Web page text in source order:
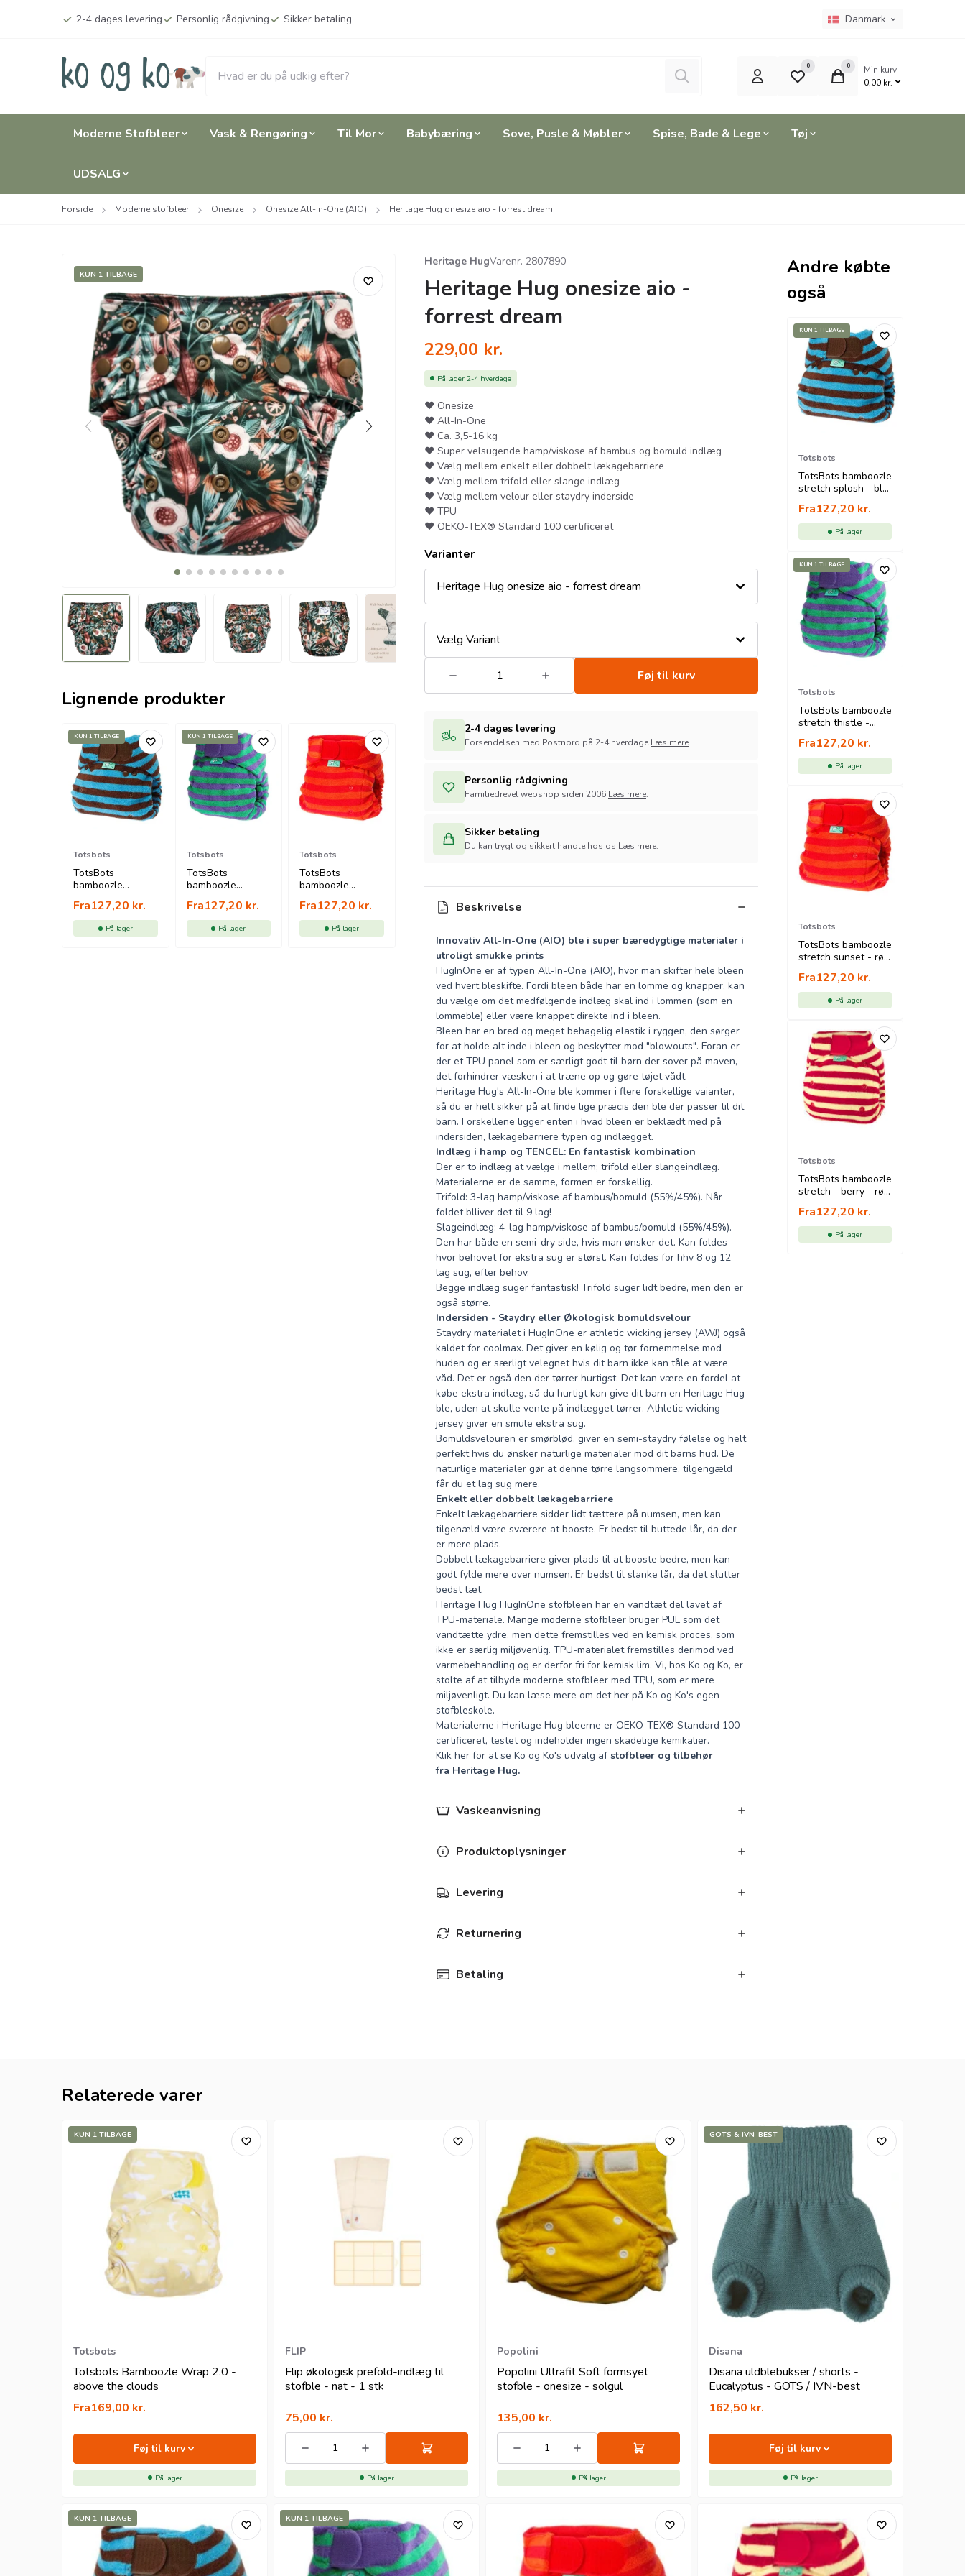
2-4 dages levering Personlig rådgivning Sikker betaling Sprogvælger
Nuværende sprog er:
Danmark
Søg
0 0
Min kurv
0,00 kr.
Moderne Stofbleer Vask & Rengøring Til Mor Babybæring Sove, Pusle & Møbler Spise, Bade & Lege Tøj
UDSALG
Forside Moderne stofbleer Onesize Onesize All-In-One (AIO) Heritage Hug onesize aio - forrest dream
KUN 1 TILBAGE
Lignende produkter
KUN 1 TILBAGE
Totsbots
TotsBots
bamboozle
blå / brun
Fra127,20 kr.
På lager
KUN 1 TILBAGE
Totsbots
TotsBots
bamboozle
grøn / lilla
Fra127,20 kr.
På lager
Totsbots
TotsBots
bamboozle
rød / orange
Fra127,20 kr.
På lager
Heritage HugVarenr. 2807890
Heritage Hug onesize aio -
forrest dream
229,00 kr.
På lager 2-4 hverdage
❤︎ Onesize
❤︎ All-In-One
❤︎ Ca. 3,5-16 kg
❤︎ Super velsugende hamp/viskose af bambus og bomuld indlæg
❤︎ Vælg mellem enkelt eller dobbelt lækagebarriere
❤︎ Vælg mellem trifold eller slange indlæg
❤︎ Vælg mellem velour eller staydry inderside
❤︎ TPU
❤︎ OEKO-TEX® Standard 100 certificeret
Varianter
Heritage Hug onesize aio - forrest dream
Vælg Variant
Føj til kurv
2-4 dages levering
Forsendelsen med Postnord på 2-4 hverdage Læs mere.
Personlig rådgivning
Familiedrevet webshop siden 2006 Læs mere.
Sikker betaling
Du kan trygt og sikkert handle hos os Læs mere.
Beskrivelse
Innovativ All-In-One (AIO) ble i super bæredygtige materialer i
utroligt smukke prints
HugInOne er af typen All-In-One (AIO), hvor man skifter hele bleen
ved hvert bleskifte. Fordi bleen både har en lomme og knapper, kan
du vælge om det medfølgende indlæg skal ind i lommen (som en
lommeble) eller være knappet direkte ind i bleen.
Bleen har en bred og meget behagelig elastik i ryggen, den sørger
for at holde alt inde i bleen og beskytter mod "blowouts". Foran er
der et TPU panel som er særligt godt til børn der sover på maven,
det forhindrer væsken i at træne op og gøre tøjet vådt.
Heritage Hug's All-In-One ble kommer i flere forskellige vaianter,
så du er helt sikker på at finde lige præcis den ble der passer til dit
barn. Forskellene ligger enten i hvad bleen er beklædt med på
indersiden, lækagebarriere typen og indlægget.
Indlæg i hamp og TENCEL: En fantastisk kombination
Der er to indlæg at vælge i mellem; trifold eller slangeindlæg.
Materialerne er de samme, formen er forskellig.
Trifold: 3-lag hamp/viskose af bambus/bomuld (55%/45%). Når
foldet blliver det til 9 lag!
Slageindlæg: 4-lag hamp/viskose af bambus/bomuld (55%/45%).
Den har både en semi-dry side, hvis man ønsker det. Kan foldes
hvor behovet for ekstra sug er størst. Kan foldes for hhv 8 og 12
lag sug, efter behov.
Begge indlæg suger fantastisk! Trifold suger lidt bedre, men den er
også større.
Indersiden - Staydry eller Økologisk bomuldsvelour
Staydry materialet i HugInOne er athletic wicking jersey (AWJ) også
kaldet for coolmax. Det giver en kølig og tør fornemmelse mod
huden og er særligt velegnet hvis dit barn ikke kan tåle at være
våd. Det er også den der tørrer hurtigst. Det kan være en fordel at
købe ekstra indlæg, så du hurtigt kan give dit barn en Heritage Hug
ble, uden at skulle vente på indlægget tørrer. Athletic wicking
jersey giver en smule ekstra sug.
Bomuldsvelouren er smørblød, giver en semi-staydry følelse og helt
perfekt hvis du ønsker naturlige materialer mod dit barns hud. De
naturlige materialer gør at denne tørre langsommere, tilgengæld
får du et lag sug mere.
Enkelt eller dobbelt lækagebarriere
Enkelt lækagebarriere sidder lidt tættere på numsen, men kan
tilgenæld være sværere at booste. Er bedst til buttede lår, da der
er mere plads.
Dobbelt lækagebarriere giver plads til at booste bedre, men kan
godt fylde mere over numsen. Er bedst til slanke lår, da det slutter
bedst tæt.
Heritage Hug HugInOne stofbleen har en vandtæt del lavet af
TPU-materiale. Mange moderne stofbleer bruger PUL som det
vandtætte ydre, men dette fremstilles ved en kemisk proces, som
ikke er særlig miljøvenlig. TPU-materialet fremstilles derimod ved
varmebehandling og er derfor fri for kemisk lim. Vi, hos Ko og Ko, er
stolte af at tilbyde moderne stofbleer med TPU, som er mere
miljøvenligt. Du kan læse mere om dether på Ko og Ko's egen
stofbleskole.
Materialerne i Heritage Hug bleerne er OEKO-TEX® Standard 100
certificeret, testet og indeholder ingen skadelige kemikalier.
Klik her for at se Ko og Ko's udvalg afstofbleer og tilbehør
fra Heritage Hug.
Vaskeanvisning
Produktoplysninger
Levering
Returnering
Betaling
Andre købte
også
KUN 1 TILBAGE
Totsbots
TotsBots bamboozle
stretch splosh - blå
Fra127,20 kr.
På lager
KUN 1 TILBAGE
Totsbots
TotsBots bamboozle
stretch thistle -
Fra127,20 kr.
På lager
Totsbots
TotsBots bamboozle
stretch sunset - rød
Fra127,20 kr.
På lager
Totsbots
TotsBots bamboozle
stretch - berry - rød
Fra127,20 kr.
På lager
Relaterede varer
KUN 1 TILBAGE
Totsbots
Totsbots Bamboozle Wrap 2.0 -
above the clouds
Fra169,00 kr.
Føj til kurv
På lager
FLIP
Flip økologisk prefold-indlæg til
stofble - nat - 1 stk
75,00 kr.
På lager
Popolini
Popolini Ultrafit Soft formsyet
stofble - onesize - solgul
135,00 kr.
På lager
GOTS & IVN-BEST
Disana
Disana uldblebukser / shorts -
Eucalyptus - GOTS / IVN-best
162,50 kr.
Føj til kurv
På lager
KUN 1 TILBAGE KUN 1 TILBAGE